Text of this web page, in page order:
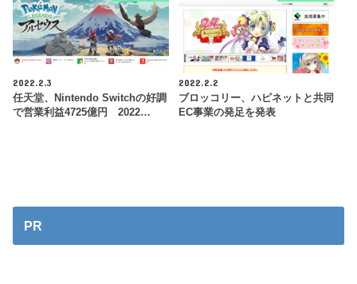
2022.2.3
任天堂、Nintendo Switchの好調
で営業利益4725億円 2022…
2022.2.2
ブロッコリー、ハピネットと共同
EC事業の発足を発表
PR